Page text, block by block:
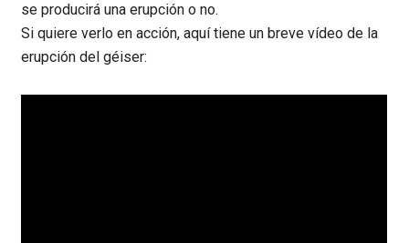
se producirá una erupción o no.
Si quiere verlo en acción, aquí tiene un breve vídeo de la
erupción del géiser: